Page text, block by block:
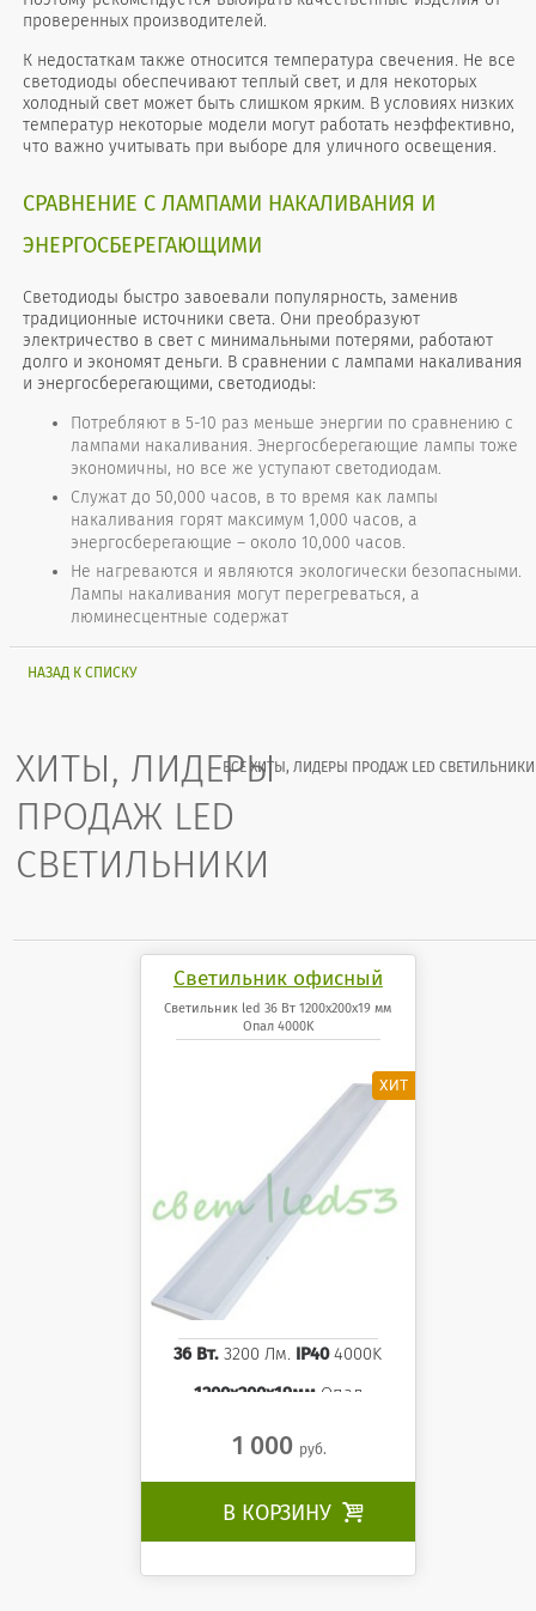
проверенных производителей.
К недостаткам также относится температура свечения. Не все
светодиоды обеспечивают теплый свет, и для некоторых
холодный свет может быть слишком ярким. В условиях низких
температур некоторые модели могут работать неэффективно,
что важно учитывать при выборе для уличного освещения.
СРАВНЕНИЕ С ЛАМПАМИ НАКАЛИВАНИЯ И
ЭНЕРГОСБЕРЕГАЮЩИМИ
Светодиоды быстро завоевали популярность, заменив
традиционные источники света. Они преобразуют
электричество в свет с минимальными потерями, работают
долго и экономят деньги. В сравнении с лампами накаливания
и энергосберегающими, светодиоды:
Потребляют в 5-10 раз меньше энергии по сравнению с
лампами накаливания. Энергосберегающие лампы тоже
экономичны, но все же уступают светодиодам.
Служат до 50,000 часов, в то время как лампы
накаливания горят максимум 1,000 часов, а
энергосберегающие – около 10,000 часов.
Не нагреваются и являются экологически безопасными.
Лампы накаливания могут перегреваться, а
люминесцентные содержат
НАЗАД К СПИСКУ
ХИТЫ, ЛИДЕРЫ
ПРОДАЖ LED
СВЕТИЛЬНИКИ
ВСЕ ХИТЫ, ЛИДЕРЫ ПРОДАЖ LED СВЕТИЛЬНИКИ
Светильник офисный
светодиодный 36 Вт
1200x200x19 мм Опал
Светильник led 36 Вт 1200x200x19 мм
Опал 4000K
36 Вт. 3200 Лм. IP404000K
1200x200x19ммОпал
1 000 руб.
В КОРЗИНУ 